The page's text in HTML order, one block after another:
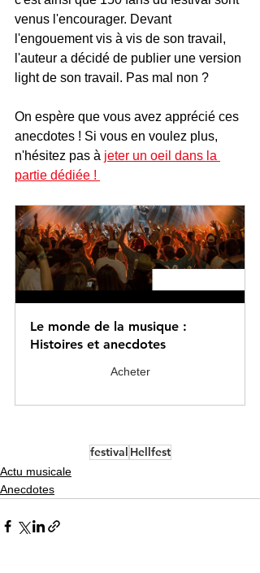
venus l'encourager. Devant
l'engouement vis à vis de son travail,
l'auteur a décidé de publier une version
light de son travail. Pas mal non ?
On espère que vous avez apprécié ces
anecdotes ! Si vous en voulez plus,
n'hésitez pas à jeter un oeil dans la
partie dédiée !
Le monde de la musique :
Histoires et anecdotes
Acheter
festival Hellfest
Actu musicale
Anecdotes